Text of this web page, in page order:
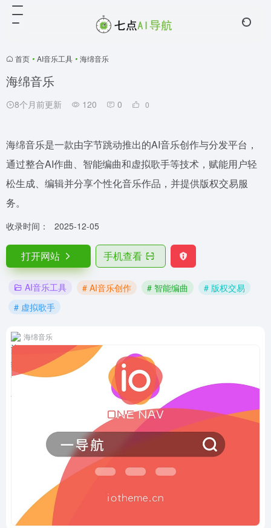
首页 • AI音乐工具 • 海绵音乐
海绵音乐
8个月前更新 120 0 0
海绵音乐是一款由字节跳动推出的AI音乐创作与分发平台，
通过整合AI作曲、智能编曲和虚拟歌手等技术，赋能用户轻
松生成、编辑并分享个性化音乐作品，并提供版权交易服
务。
收录时间： 2025-12-05
打开网站 手机查看
AI音乐工具 # AI音乐创作 # 智能编曲
# 版权交易
# 虚拟歌手
海绵音乐